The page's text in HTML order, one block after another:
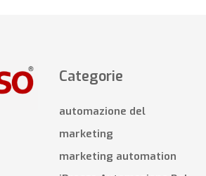
Categorie
automazione del
marketing
marketing automation